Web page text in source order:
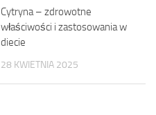
Cytryna – zdrowotne
właściwości i zastosowania w
diecie
28 KWIETNIA 2025